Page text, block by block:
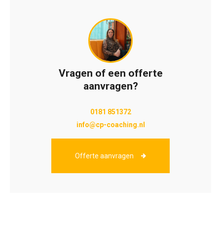
Vragen of een offerte
aanvragen?
0181 851372
info@cp-coaching.nl
Offerte aanvragen